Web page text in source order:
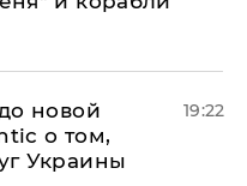
новой
о том,
Украины
19:22